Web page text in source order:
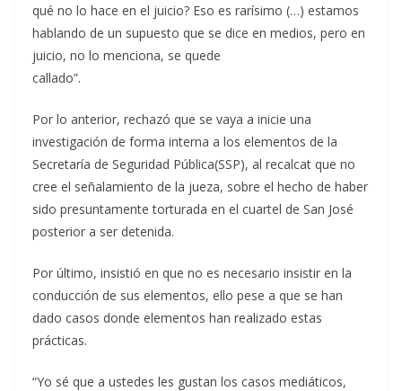
qué no lo hace en el juicio? Eso es rarísimo (…) estamos
hablando de un supuesto que se dice en medios, pero en
juicio, no lo menciona, se quede
callado”.
Por lo anterior, rechazó que se vaya a inicie una
investigación de forma interna a los elementos de la
Secretaría de Seguridad Pública(SSP), al recalcat que no
cree el señalamiento de la jueza, sobre el hecho de haber
sido presuntamente torturada en el cuartel de San José
posterior a ser detenida.
Por último, insistió en que no es necesario insistir en la
conducción de sus elementos, ello pese a que se han
dado casos donde elementos han realizado estas
prácticas.
“Yo sé que a ustedes les gustan los casos mediáticos,